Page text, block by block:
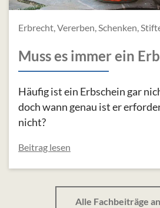
Erbrecht, Vererben, Schenken,
Muss es immer ein
Häufig ist ein Erbschein gar
doch wann genau ist er
nicht?
Beitrag lesen
Alle Fachbeiträge